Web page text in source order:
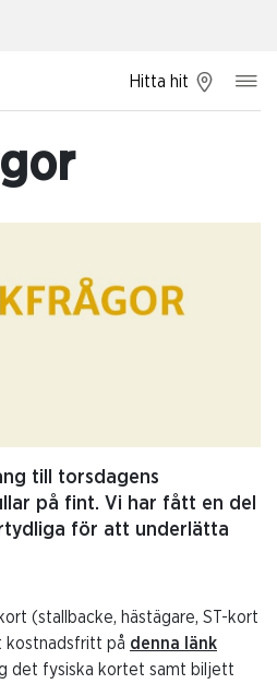
Hitta hit
till torsdagens
på fint. Vi har fått en del
för att underlätta
(stallbacke, hästägare, ST-kort
kostnadsfritt på denna länk
det fysiska kortet samt biljett